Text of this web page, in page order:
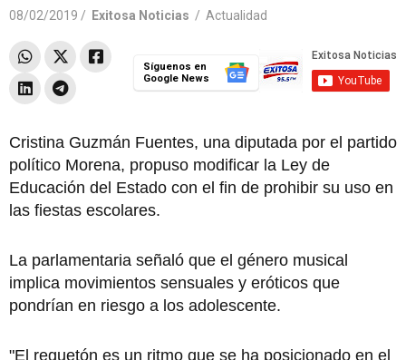
08/02/2019 / Exitosa Noticias / Actualidad
Síguenos en
Google News
Cristina Guzmán Fuentes, una diputada por el partido
político Morena, propuso modificar la Ley de
Educación del Estado con el fin de prohibir su uso en
las fiestas escolares.
La parlamentaria señaló que el género musical
implica movimientos sensuales y eróticos que
pondrían en riesgo a los adolescente.
"El reguetón es un ritmo que se ha posicionado en el